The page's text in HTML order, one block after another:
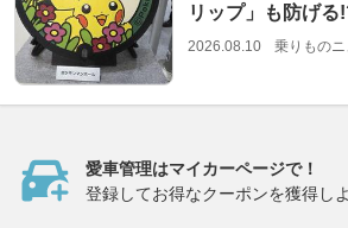
リップ」も防げる
2026.08.10 乗りものニ
愛車管理はマイカーページで！
登録してお得なクーポンを獲得し